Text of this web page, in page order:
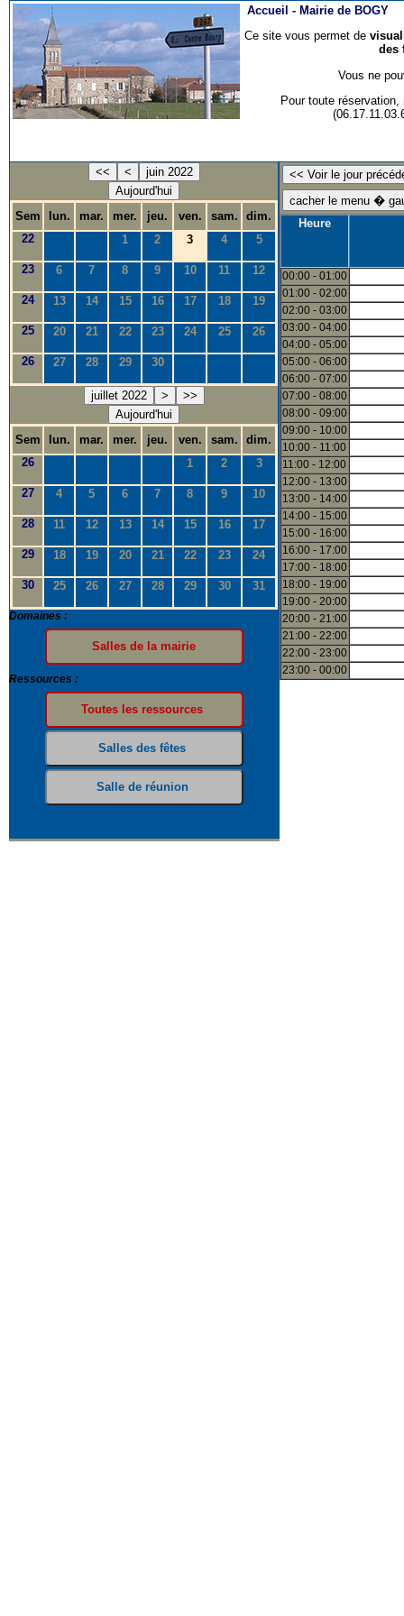
Accueil - Mairie de BOGY
Ce site vous permet de
des
Vous ne
Pour toute
<< <
juin 2022
Aujourd'hui
Sem
lun. mar. mer. jeu. ven. sam.
dim.
22
1 2 3 4 5
23 6 7 8 9 10 11 12
24 13 14 15 16 17 18 19
25 20 21 22 23 24 25 26
26 27 28 29 30
juillet 2022 >
>>
Aujourd'hui
Sem
lun. mar. mer. jeu. ven. sam.
dim.
26
1 2 3
27 4 5 6 7 8 9 10
28 11 12 13 14 15 16 17
29 18 19 20 21 22 23 24
30 25 26 27 28 29 30 31
Domaines :
Ressources :
Heure
00:00 - 01:00
01:00 - 02:00
02:00 - 03:00
03:00 - 04:00
04:00 - 05:00
05:00 - 06:00
06:00 - 07:00
07:00 - 08:00
08:00 - 09:00
09:00 - 10:00
10:00 - 11:00
11:00 - 12:00
12:00 - 13:00
13:00 - 14:00
14:00 - 15:00
15:00 - 16:00
16:00 - 17:00
17:00 - 18:00
18:00 - 19:00
19:00 - 20:00
20:00 - 21:00
21:00 - 22:00
22:00 - 23:00
23:00 - 00:00